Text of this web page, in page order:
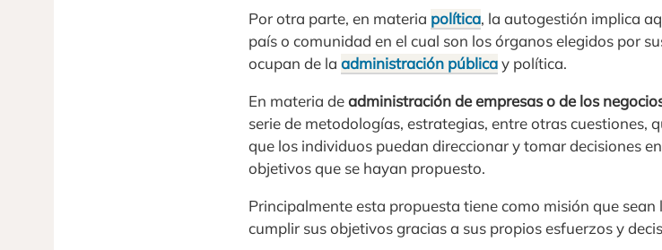
Por otra parte, en materia política, la autogestión implica
país o comunidad en el cual son los órganos elegidos por
ocupan de la administración públicay política.
En materia deadministración de empresas o de los
serie de metodologías, estrategias, entre otras cuestiones,
que los individuos puedan direccionar y tomar decisiones
objetivos que se hayan propuesto.
Principalmente esta propuesta tiene como misión que
cumplir sus objetivos gracias a sus propios esfuerzos y